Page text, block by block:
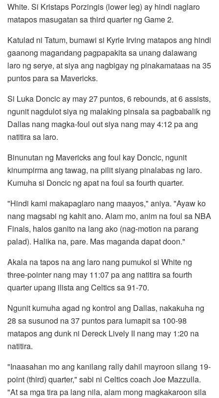
White. Si Kristaps Porzingis (lower leg) ay hindi naglaro
matapos masugatan sa third quarter ng Game 2.
Katulad ni Tatum, bumawi si Kyrie Irving matapos ang hindi
gaanong magandang pagpapakita sa unang dalawang
laro ng serye, at siya ang nagbigay ng pinakamataas na 35
puntos para sa Mavericks.
Si Luka Doncic ay may 27 puntos, 6 rebounds, at 6 assists,
ngunit nagdulot siya ng malaking pinsala sa pagbabalik ng
Dallas nang magka-foul out siya nang may 4:12 pa ang
natitira sa laro.
Binunutan ng Mavericks ang foul kay Doncic, ngunit
kinumpirma ang tawag, na pilit siyang pinalabas ng laro.
Kumuha si Doncic ng apat na foul sa fourth quarter.
"Hindi kami makapaglaro nang maayos," aniya. "Ayaw ko
nang magsabi ng kahit ano. Alam mo, anim na foul sa NBA
Finals, halos ganito na lang ako (nag-motion na parang
palad). Halika na, pare. Mas maganda dapat doon."
Akala na tapos na ang laro nang pumukol si White ng
three-pointer nang may 11:07 pa ang natitira sa fourth
quarter upang ilista ang Celtics sa 91-70.
Ngunit kumuha agad ng kontrol ang Dallas, nakakuha ng
28 sa susunod na 37 puntos para lumapit sa 100-98
matapos ang dunk ni Dereck Lively II nang may 1:20 na
natitira.
"Inaasahan mo ang kanilang rally dahil mayroon silang 19-
point (third) quarter," sabi ni Celtics coach Joe Mazzulla.
"At sa mga tira pa lang nila, alam mong magkakaroon sila